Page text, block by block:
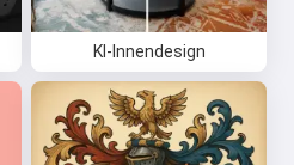
KI-Innendesign